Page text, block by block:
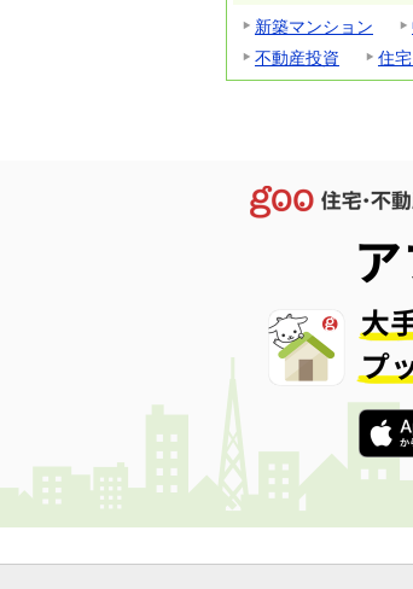
新築マンション
不動産投資
住